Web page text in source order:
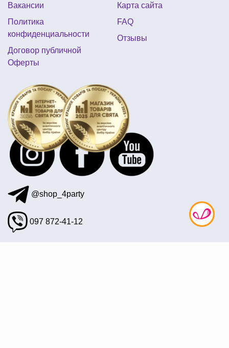
воздушные шары маме на день рождения
прикольные настенные часы купить киев
день рождения в стиле свинка пеппа
тарелка новый год
новогодний костюм сказочного героя
круглый шар фольгированный
воздушные шары на день рождения девушке
купить резиновую маску в украине
Вакансии
Политика
конфиденциальности
Договор публичной
Оферты
Карта сайта
FAQ
Отзывы
@shop_4party
097 872-41-12